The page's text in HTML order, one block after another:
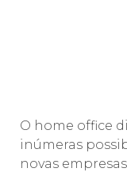
O home office
inúmeras
novas empresas